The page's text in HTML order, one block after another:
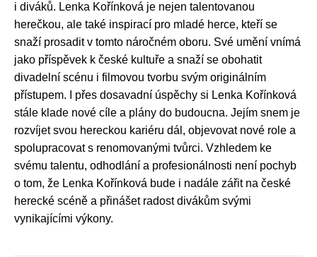
i diváků. Lenka Kořínková je nejen talentovanou
herečkou, ale také inspirací pro mladé herce, kteří se
snaží prosadit v tomto náročném oboru. Své umění vnímá
jako příspěvek k české kultuře a snaží se obohatit
divadelní scénu i filmovou tvorbu svým originálním
přístupem. I přes dosavadní úspěchy si Lenka Kořínková
stále klade nové cíle a plány do budoucna. Jejím snem je
rozvíjet svou hereckou kariéru dál, objevovat nové role a
spolupracovat s renomovanými tvůrci. Vzhledem ke
svému talentu, odhodlání a profesionálnosti není pochyb
o tom, že Lenka Kořínková bude i nadále zářit na české
herecké scéně a přinášet radost divákům svými
vynikajícími výkony.